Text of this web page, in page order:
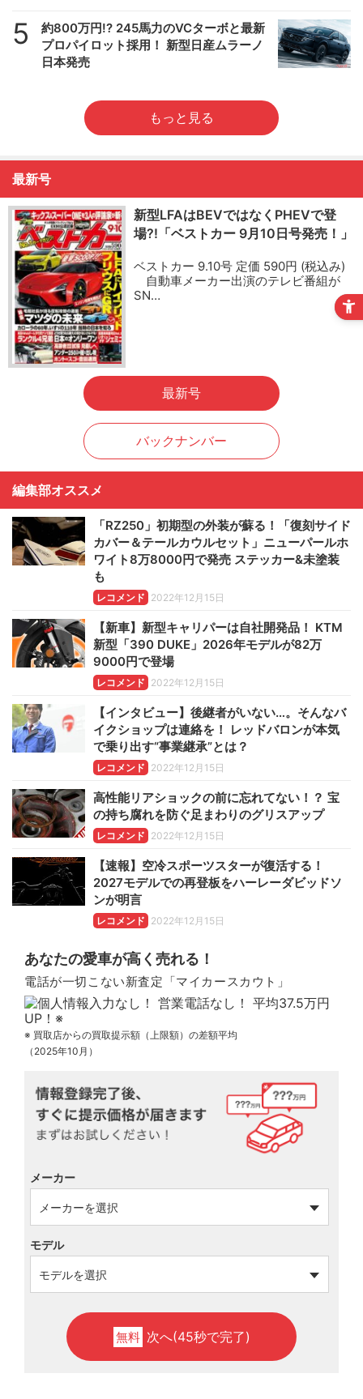
5
約800万円!? 245馬力のVCターボと最新
プロパイロット採用！ 新型日産ムラーノ
日本発売
もっと見る
最新号
新型LFAはBEVではなくPHEVで登
場?!「ベストカー 9月10日号発売！」
ベストカー 9.10号 定価 590円 (税込み)
自動車メーカー出演のテレビ番組が
SN…
最新号
バックナンバー
編集部オススメ
「RZ250」初期型の外装が蘇る！「復刻サイド
カバー＆テールカウルセット」ニューパールホ
ワイト8万8000円で発売 ステッカー&未塗装
も
レコメンド 2022年12月15日
【新車】新型キャリパーは自社開発品！ KTM
新型「390 DUKE」2026年モデルが82万
9000円で登場
レコメンド 2022年12月15日
【インタビュー】後継者がいない…。そんなバ
イクショップは連絡を！ レッドバロンが本気
で乗り出す“事業継承”とは？
レコメンド 2022年12月15日
高性能リアショックの前に忘れてない！？ 宝
の持ち腐れを防ぐ足まわりのグリスアップ
レコメンド 2022年12月15日
【速報】空冷スポーツスターが復活する！
2027モデルでの再登板をハーレーダビッドソ
ンが明言
レコメンド 2022年12月15日
あなたの愛車が高く売れる！
電話が一切こない新査定「マイカースカウト」
※ 買取店からの買取提示額（上限額）の差額平均
（2025年10月）
メーカー
モデル
無料 次へ(45秒で完了)